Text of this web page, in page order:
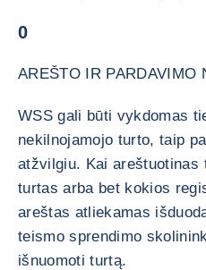
0
AREŠTO IR PARDAVIMO
WSS gali būti vykdomas
nekilnojamojo turto, taip
atžvilgiu. Kai areštuotinas
turtas arba bet kokios
areštas atliekamas
teismo sprendimo
išnuomoti turtą.